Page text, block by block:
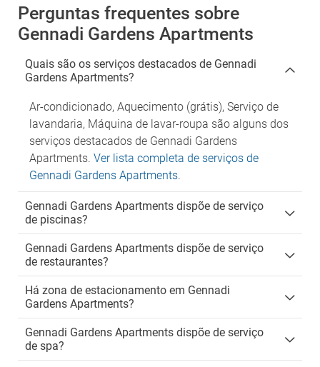
Perguntas frequentes sobre
Gennadi Gardens Apartments
Quais são os serviços destacados de Gennadi
Gardens Apartments?
Ar-condicionado, Aquecimento (grátis), Serviço de
lavandaria, Máquina de lavar-roupa são alguns dos
serviços destacados de Gennadi Gardens
Apartments. Ver lista completa de serviços de
Gennadi Gardens Apartments.
Gennadi Gardens Apartments dispõe de serviço
de piscinas?
Gennadi Gardens Apartments dispõe de serviço
de restaurantes?
Há zona de estacionamento em Gennadi
Gardens Apartments?
Gennadi Gardens Apartments dispõe de serviço
de spa?